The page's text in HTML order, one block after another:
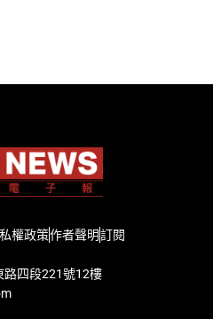
權政策作者聲明訂閱
路四段221號12樓